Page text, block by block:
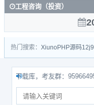
工程咨询（投资）
热门搜索： Xiuno PHP源码
载库，考友群：959664952、